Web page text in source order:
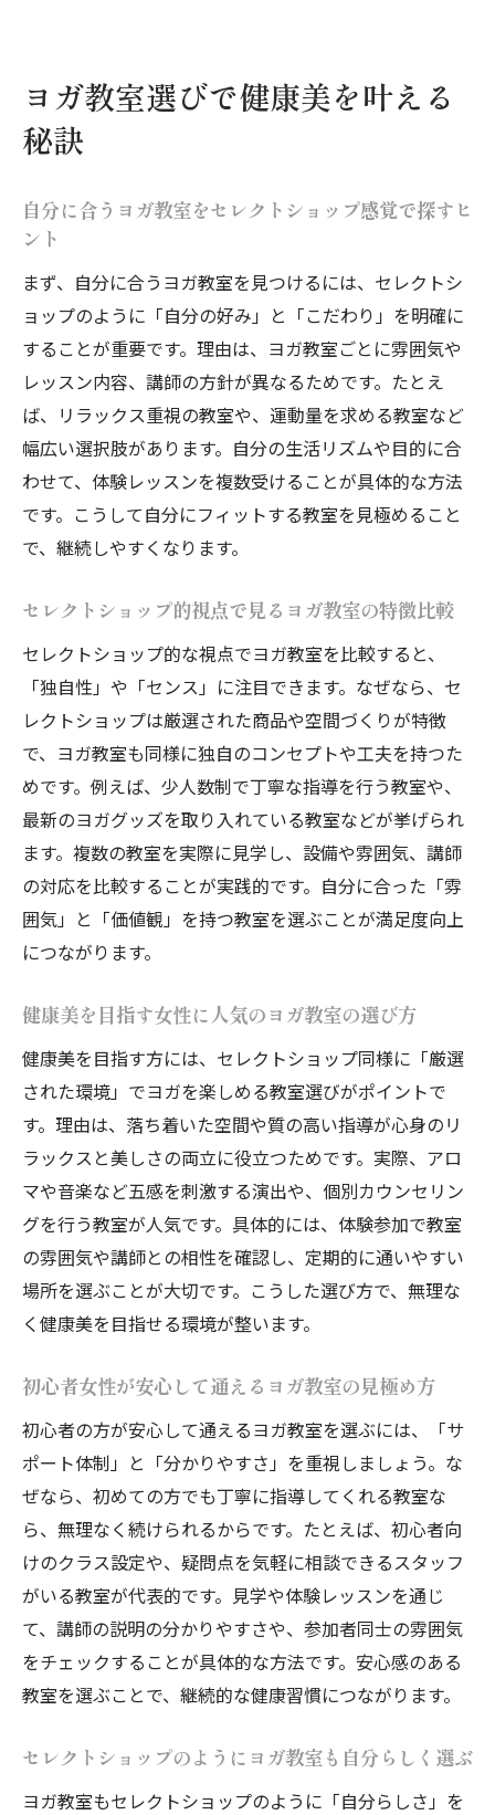
ョップの選び方
ヨガ教室の効果を実感するための継続術
習慣を作る
ヨガ教室とセレクトショップ両方活用の継
続テクニック
効果を実感しやすいヨガ教室の選び方と続
け方
セレクトショップ利用でモチベーションを
高める方法
ヨガ教室の継続で心身に現れる変化と実践
無理なく続くヨガ習慣とセレクトショップ
無理なく続く自分らしい健康習慣の始め方
セレクトショップを使った健康習慣の始め
方ガイド
ヨガ教室通いを無理なく続けるためのコツ
と工夫
自分に合った健康習慣をセレクトショップ
でサポート
セレクトショップとヨガで叶える続けやす
い健康生活
慣の作り方
セレクトショップ活用で自分らしい健康リ
ズムを築く
セレクトショップとヨガで叶える理想の毎日
セレクトショップとヨガ教室で作る理想の
暮らし方
毎日を心地よくするセレクトショップとヨ
ガの融合
理想をカタチにするセレクトショップとヨ
セレクトショップ活用で日々の充実感を高
める方法
ヨガ教室とセレクトショップの相乗効果を
実感する
心身を満たすセレクトショップとヨガの実
践例
ヨガ教室選びで健康美を叶える
秘訣
自分に合うヨガ教室をセレクトショップ感覚で探すヒ
ント
まず、自分に合うヨガ教室を見つけるには、セレクトシ
ョップのように「自分の好み」と「こだわり」を明確に
することが重要です。理由は、ヨガ教室ごとに雰囲気や
レッスン内容、講師の方針が異なるためです。たとえ
ば、リラックス重視の教室や、運動量を求める教室など
幅広い選択肢があります。自分の生活リズムや目的に合
わせて、体験レッスンを複数受けることが具体的な方法
です。こうして自分にフィットする教室を見極めること
で、継続しやすくなります。
セレクトショップ的視点で見るヨガ教室の特徴比較
セレクトショップ的な視点でヨガ教室を比較すると、
「独自性」や「センス」に注目できます。なぜなら、セ
レクトショップは厳選された商品や空間づくりが特徴
で、ヨガ教室も同様に独自のコンセプトや工夫を持つた
めです。例えば、少人数制で丁寧な指導を行う教室や、
最新のヨガグッズを取り入れている教室などが挙げられ
ます。複数の教室を実際に見学し、設備や雰囲気、講師
の対応を比較することが実践的です。自分に合った「雰
囲気」と「価値観」を持つ教室を選ぶことが満足度向上
につながります。
健康美を目指す女性に人気のヨガ教室の選び方
健康美を目指す方には、セレクトショップ同様に「厳選
された環境」でヨガを楽しめる教室選びがポイントで
す。理由は、落ち着いた空間や質の高い指導が心身のリ
ラックスと美しさの両立に役立つためです。実際、アロ
マや音楽など五感を刺激する演出や、個別カウンセリン
グを行う教室が人気です。具体的には、体験参加で教室
の雰囲気や講師との相性を確認し、定期的に通いやすい
場所を選ぶことが大切です。こうした選び方で、無理な
く健康美を目指せる環境が整います。
初心者女性が安心して通えるヨガ教室の見極め方
初心者の方が安心して通えるヨガ教室を選ぶには、「サ
ポート体制」と「分かりやすさ」を重視しましょう。な
ぜなら、初めての方でも丁寧に指導してくれる教室な
ら、無理なく続けられるからです。たとえば、初心者向
けのクラス設定や、疑問点を気軽に相談できるスタッフ
がいる教室が代表的です。見学や体験レッスンを通じ
て、講師の説明の分かりやすさや、参加者同士の雰囲気
をチェックすることが具体的な方法です。安心感のある
教室を選ぶことで、継続的な健康習慣につながります。
セレクトショップのようにヨガ教室も自分らしく選ぶ
ヨガ教室もセレクトショップのように「自分らしさ」を